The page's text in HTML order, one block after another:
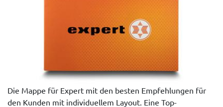
Die Mappe für Expert mit den besten Empfehlungen für
den Kunden mit individuellem Layout. Eine Top-